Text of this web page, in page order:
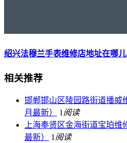
绍兴法穆兰手表维修店地址在哪儿
相关推荐
邯郸邯山区陵园路街道播威
月最新）
1 阅读
上海奉贤区金海街道宝珀维
最新）
1 阅读